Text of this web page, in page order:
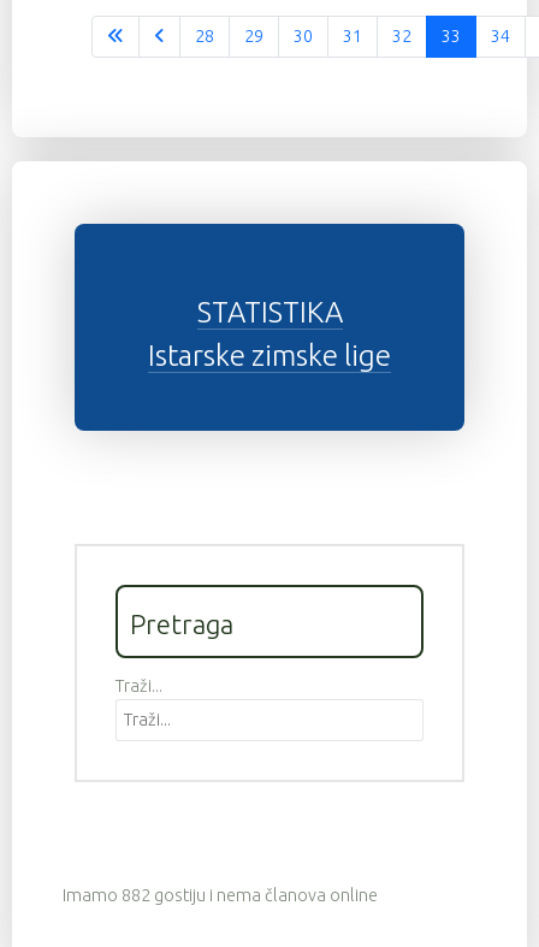
Stranica 33 od 37
28 29 30 31 32 33 34
STATISTIKA
Istarske zimske lige
Pretraga
Traži...
Imamo 882 gostiju i nema članova online